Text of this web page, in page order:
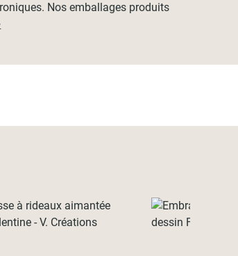
Nos emballages produits